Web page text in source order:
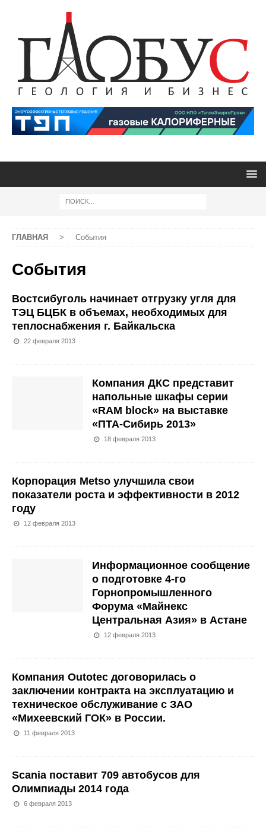
ГЛАВНАЯ > События
События
Востсибуголь начинает отгрузку угля для
ТЭЦ БЦБК в объемах, необходимых для
теплоснабжения г. Байкальска
22 февраля 2013
Компания ДКС представит
напольные шкафы серии
«RAM block» на выставке
«ПТА-Сибирь 2013»
18 февраля 2013
Корпорация Metso улучшила свои
показатели роста и эффективности в 2012
году
12 февраля 2013
Информационное сообщение
о подготовке 4-го
Горнопромышленного
Форума «Майнекс
Центральная Азия» в Астане
12 февраля 2013
Компания Outotec договорилась о
заключении контракта на эксплуатацию и
техническое обслуживание с ЗАО
«Михеевский ГОК» в России.
11 февраля 2013
Scania поставит 709 автобусов для
Олимпиады 2014 года
6 февраля 2013